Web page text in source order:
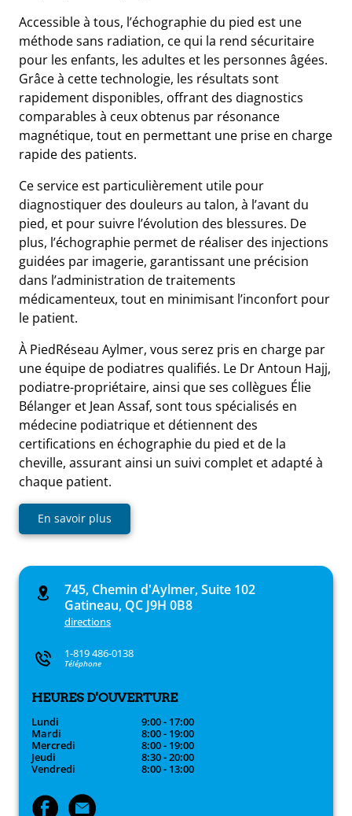
Accessible à tous, l’échographie du pied est une
méthode sans radiation, ce qui la rend sécuritaire
pour les enfants, les adultes et les personnes âgées.
Grâce à cette technologie, les résultats sont
rapidement disponibles, offrant des diagnostics
comparables à ceux obtenus par résonance
magnétique, tout en permettant une prise en charge
rapide des patients.
Ce service est particulièrement utile pour
diagnostiquer des douleurs au talon, à l’avant du
pied, et pour suivre l’évolution des blessures. De
plus, l’échographie permet de réaliser des injections
guidées par imagerie, garantissant une précision
dans l’administration de traitements
médicamenteux, tout en minimisant l’inconfort pour
le patient.
À PiedRéseau Aylmer, vous serez pris en charge par
une équipe de podiatres qualifiés. Le Dr Antoun Hajj,
podiatre-propriétaire, ainsi que ses collègues Élie
Bélanger et Jean Assaf, sont tous spécialisés en
médecine podiatrique et détiennent des
certifications en échographie du pied et de la
cheville, assurant ainsi un suivi complet et adapté à
chaque patient.
En savoir plus
745, Chemin d'Aylmer, Suite 102
Gatineau, QC J9H 0B8
directions
1-819 486-0138
Téléphone
HEURES D'OUVERTURE
Lundi
9:00 - 17:00
Mardi
8:00 - 19:00
Mercredi
8:00 - 19:00
Jeudi
8:30 - 20:00
Vendredi
8:00 - 13:00